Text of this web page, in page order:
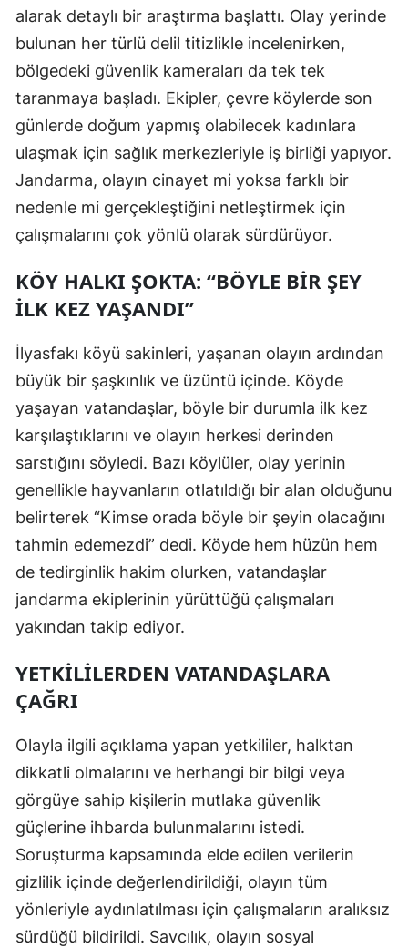
Samsun
Siirt
Sinop
Sivas
Tekirdağ
Tokat
Tunceli
Uşak
Van
Yozgat
Aksaray
Bayburt
Karaman
Batman
Bartın
Ardahan
Yalova
Karabük
alarak detaylı bir araştırma başlattı. Olay yerinde
bulunan her türlü delil titizlikle incelenirken,
bölgedeki güvenlik kameraları da tek tek
taranmaya başladı. Ekipler, çevre köylerde son
günlerde doğum yapmış olabilecek kadınlara
ulaşmak için sağlık merkezleriyle iş birliği yapıyor.
Jandarma, olayın cinayet mi yoksa farklı bir
nedenle mi gerçekleştiğini netleştirmek için
çalışmalarını çok yönlü olarak sürdürüyor.
KÖY HALKI ŞOKTA: “BÖYLE BIR ŞEY
İLK KEZ YAŞANDI”
İlyasfakı köyü sakinleri, yaşanan olayın ardından
büyük bir şaşkınlık ve üzüntü içinde. Köyde
yaşayan vatandaşlar, böyle bir durumla ilk kez
karşılaştıklarını ve olayın herkesi derinden
sarstığını söyledi. Bazı köylüler, olay yerinin
genellikle hayvanların otlatıldığı bir alan olduğunu
belirterek “Kimse orada böyle bir şeyin olacağını
tahmin edemezdi” dedi. Köyde hem hüzün hem
de tedirginlik hakim olurken, vatandaşlar
jandarma ekiplerinin yürüttüğü çalışmaları
yakından takip ediyor.
YETKILILERDEN VATANDAŞLARA
ÇAĞRI
Olayla ilgili açıklama yapan yetkililer, halktan
dikkatli olmalarını ve herhangi bir bilgi veya
görgüye sahip kişilerin mutlaka güvenlik
güçlerine ihbarda bulunmalarını istedi.
Soruşturma kapsamında elde edilen verilerin
gizlilik içinde değerlendirildiği, olayın tüm
yönleriyle aydınlatılması için çalışmaların aralıksız
sürdüğü bildirildi. Savcılık, olayın sosyal